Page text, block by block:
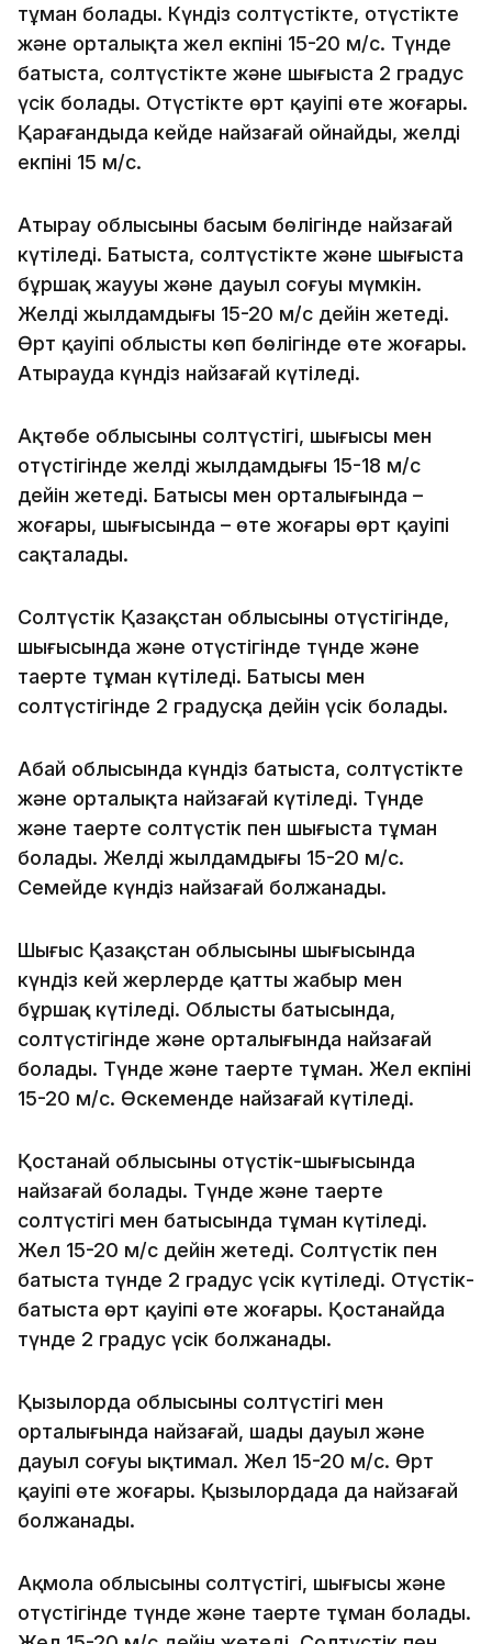
тұман болады. Күндіз солтүстікте, оңтүстікте
және орталықта жел екпіні 15-20 м/с. Түнде
батыста, солтүстікте және шығыста 2 градус
үсік болады. Оңтүстікте өрт қауіпі өте жоғары.
Қарағандыда кейде найзағай ойнайды, желдің
екпіні 15 м/с.
Атырау облысының басым бөлігінде найзағай
күтіледі. Батыста, солтүстікте және шығыста
бұршақ жаууы және дауыл соғуы мүмкін.
Желдің жылдамдығы 15-20 м/с дейін жетеді.
Өрт қауіпі облыстың көп бөлігінде өте жоғары.
Атырауда күндіз найзағай күтіледі.
Ақтөбе облысының солтүстігі, шығысы мен
оңтүстігінде желдің жылдамдығы 15-18 м/с
дейін жетеді. Батысы мен орталығында –
жоғары, шығысында – өте жоғары өрт қауіпі
сақталады.
Солтүстік Қазақстан облысының оңтүстігінде,
шығысында және оңтүстігінде түнде және
таңертең тұман күтіледі. Батысы мен
солтүстігінде 2 градусқа дейін үсік болады.
Абай облысында күндіз батыста, солтүстікте
және орталықта найзағай күтіледі. Түнде
және таңертең солтүстік пен шығыста тұман
болады. Желдің жылдамдығы 15-20 м/с.
Семейде күндіз найзағай болжанады.
Шығыс Қазақстан облысының шығысында
күндіз кей жерлерде қатты жаңбыр мен
бұршақ күтіледі. Облыстың батысында,
солтүстігінде және орталығында найзағай
болады. Түнде және таңертең тұман. Жел екпіні
15-20 м/с. Өскеменде найзағай күтіледі.
Қостанай облысының оңтүстік-шығысында
найзағай болады. Түнде және таңертең
солтүстігі мен батысында тұман күтіледі.
Жел 15-20 м/с дейін жетеді. Солтүстік пен
батыста түнде 2 градус үсік күтіледі. Оңтүстік-
батыста өрт қауіпі өте жоғары. Қостанайда
түнде 2 градус үсік болжанады.
Қызылорда облысының солтүстігі мен
орталығында найзағай, шаңды дауыл және
дауыл соғуы ықтимал. Жел 15-20 м/с. Өрт
қауіпі өте жоғары. Қызылордада да найзағай
болжанады.
Ақмола облысының солтүстігі, шығысы және
оңтүстігінде түнде және таңертең тұман болады.